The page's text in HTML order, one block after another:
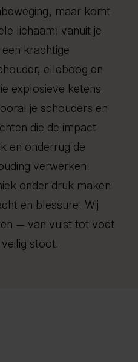
maar komt
lichaam: vanuit je
krachtige
elleboog en
explosieve ketens
je schouders en
die de impact
en onderrug de
verwerken.
onder druk maken
en blessure. Wij
— van vuist tot voet
stoot.